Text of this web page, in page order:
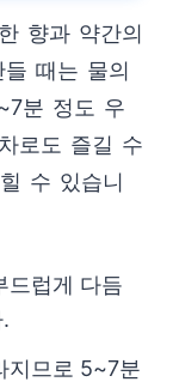
향과 약간의
때는 물의
분 정도 우
로도 즐길 수
수 있습니
드럽게 다듬
지므로 5~7분